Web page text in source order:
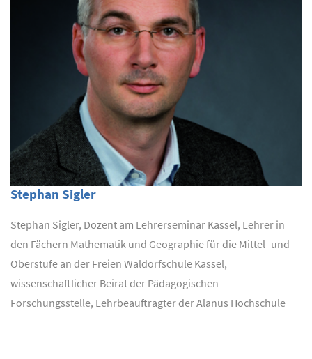
Stephan Sigler
Stephan Sigler, Dozent am Lehrerseminar Kassel, Lehrer in
den Fächern Mathematik und Geographie für die Mittel- und
Oberstufe an der Freien Waldorfschule Kassel,
wissenschaftlicher Beirat der Pädagogischen
Forschungsstelle, Lehrbeauftragter der Alanus Hochschule